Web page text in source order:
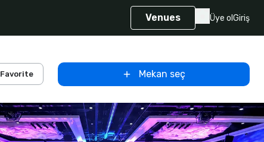
Venues Üye ol Giriş
Favorite Mekan seç